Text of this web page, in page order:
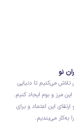
نو
تلاش می‌کنیم تا دنیایی
مرز و بوم ایجاد کنیم.
این اعتماد و برای
به‌کار می‌بندیم.